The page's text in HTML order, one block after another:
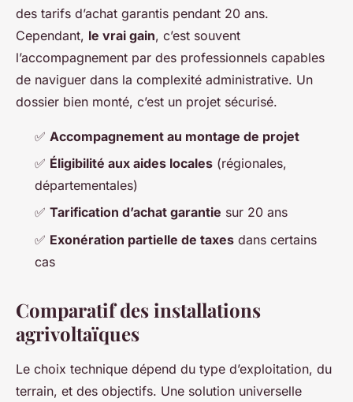
des tarifs d’achat garantis pendant 20 ans.
Cependant, le vrai gain, c’est souvent
l’accompagnement par des professionnels capables
de naviguer dans la complexité administrative. Un
dossier bien monté, c’est un projet sécurisé.
✅ Accompagnement au montage de projet
✅ Éligibilité aux aides locales (régionales,
départementales)
✅ Tarification d’achat garantie sur 20 ans
✅ Exonération partielle de taxes dans certains
cas
Comparatif des installations
agrivoltaïques
Le choix technique dépend du type d’exploitation, du
terrain, et des objectifs. Une solution universelle